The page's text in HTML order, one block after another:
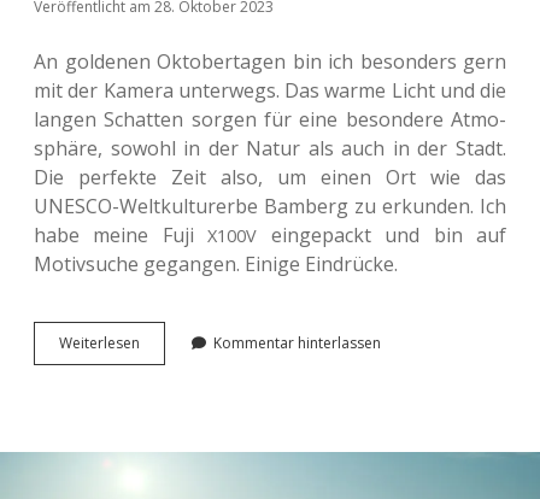
Veröffentlicht am 28. Oktober 2023
An gol­de­nen Okto­ber­ta­gen bin ich beson­ders gern
mit der Kamera unter­wegs. Das warme Licht und die
langen Schat­ten sorgen für eine beson­de­re Atmo­
sphä­re, sowohl in der Natur als auch in der Stadt.
Die per­fek­te Zeit also, um einen Ort wie das
UNESCO-Welt­kul­tur­er­be Bam­berg zu erkun­den. Ich
habe meine FujiX100V ein­ge­packt und bin auf
Motiv­su­che gegan­gen. Einige Eindrücke.
Wei­ter­le­sen
spie­
berg
Kommentar hinterlassen